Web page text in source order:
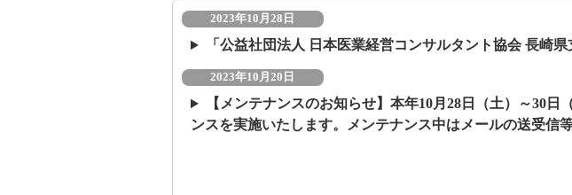
2023年10月28日
「公益社団法人 日本医業経営コンサルタント協会 長崎
2023年10月20日
【メンテナンスのお知らせ】本年10月28日（土）～30
ンスを実施いたします。メンテナンス中はメールの送受信